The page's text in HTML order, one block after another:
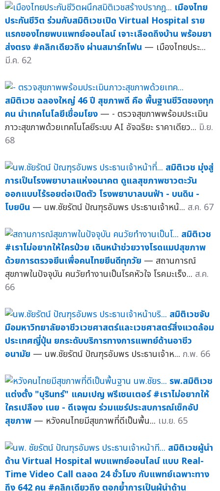
เมืองไทย
ประกันชีวิต ร่วมกับสมิติเวชเปิด Virtual Hospital ราย
แรกของไทยพบแพทย์ออนไลน์ เจาะเลือดถึงบ้าน พร้อมยา
ส่งตรง #คลิกเดียวถึง ผ่านสมาร์ทโฟน — เมืองไทยประ...
มี.ค. 62
สมิติเวช ฉลองใหญ่ 46 ปี สุขภาพดี คือ พื้นฐานชีวิตของทุก
คน นำเทคโนโลยีเชื่อมโยง — - ตรวจสุขภาพพร้อมประเมิน
ภาวะสุขภาพด้วยเทคโนโลยีระบบ AI อัจฉริยะ ราคาเดียว... มิ.ย.
68
สมิติเวช มุ่งสู่
การเป็นโรงพยาบาลแห่งอนาคต ดูแลสุขภาพชาวตะวัน
ออกแบบไร้รอยต่อเปิดตัว โรงพยาบาลบนฟ้า - บนดิน -
โบยบิน — นพ.ชัยรัตน์ ปัณฑุรอัมพร ประธานเจ้าหน้... ส.ค. 67
สมิติเวช
#เราไม่อยากให้ใครป่วย เดินหน้าช่วยวางโรดแมปสุขภาพ
ด้วยการตรวจยีนเพื่อคนไทยยีนดีทุกวัย — สถานการณ์
สุขภาพในปัจจุบัน คนวัยทำงานเป็นโรคหัวใจ โรคมะเร็ง... ส.ค.
66
สมิติเวชจับ
มือมหาวิทยาลัยอาชีวเวชศาสตร์และเวชศาสตร์สิ่งแวดล้อม
ประเทศญี่ปุ่น ยกระดับบริการทางการแพทย์ด้านอาชีว
อนามัย — นพ.ชัยรัตน์ ปัณฑุรอัมพร ประธานเจ้าห... ก.พ. 66
รพ.สมิติเวช
แต่งตั้ง "บุรินทร์" แคมเปญ พรีเซนเตอร์ #เราไม่อยากให้
ใครเปลือง เนย - ดีเจพุฒ ร่วมแชร์ประสบการณ์เช็กอัป
สุขภาพ — หวังคนไทยมีสุขภาพที่ดีเป็นพื้น... เม.ย. 65
สมิติเวชผู้นำ
ด้าน Virtual Hospital พบแพทย์ออนไลน์ แบบ Real-
Time Video Call ตลอด 24 ชั่วโมง กับแพทย์เฉพาะทาง
ถึง 642 คน #คลิกเดียวถึง ตอกย้ำการเป็นผู้นำด้าน